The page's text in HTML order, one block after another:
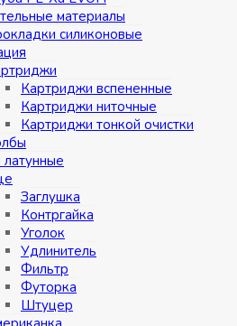
материалы
силиконовые
Картриджи вспененные
Картриджи ниточные
Картриджи тонкой очистки
Заглушка
Контргайка
Уголок
Удлинитель
Фильтр
Футорка
Штуцер